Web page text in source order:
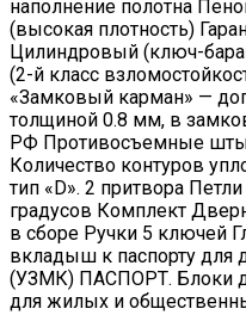
наполнение полотна
(высокая плотность)
Цилиндровый (ключ-
(2-й класс
«Замковый карман» —
толщиной 0.8 мм, в
РФ Противосъемные
Количество контуров
тип «D». 2 притвора
градусов Комплект
в сборе Ручки 5 ключей
вкладыш к паспорту для
(УЗМК) ПАСПОРТ. Блоки
для жилых и